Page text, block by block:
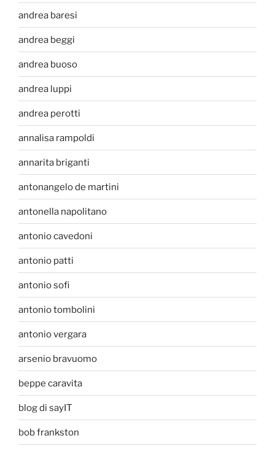
andrea baresi
andrea beggi
andrea buoso
andrea luppi
andrea perotti
annalisa rampoldi
annarita briganti
antonangelo de martini
antonella napolitano
antonio cavedoni
antonio patti
antonio sofi
antonio tombolini
antonio vergara
arsenio bravuomo
beppe caravita
blog di sayIT
bob frankston